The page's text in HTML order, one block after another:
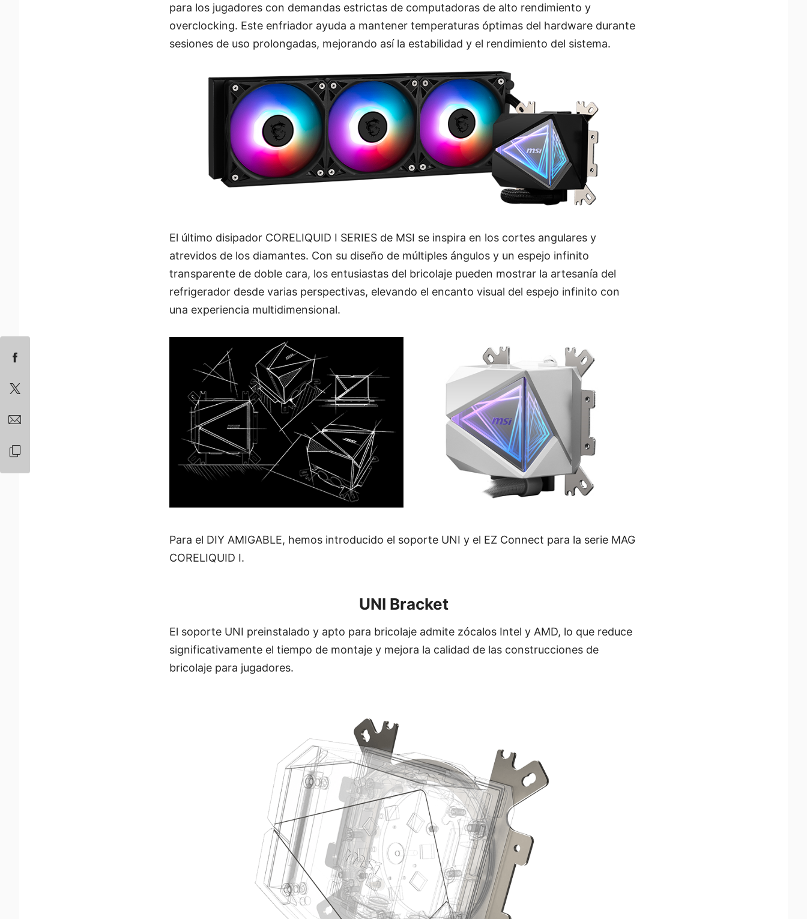
para los jugadores con demandas estrictas de computadoras de alto rendimiento y
overclocking. Este enfriador ayuda a mantener temperaturas óptimas del hardware durante
sesiones de uso prolongadas, mejorando así la estabilidad y el rendimiento del sistema.
El último disipador CORELIQUID I SERIES de MSI se inspira en los cortes angulares y
atrevidos de los diamantes. Con su diseño de múltiples ángulos y un espejo infinito
transparente de doble cara, los entusiastas del bricolaje pueden mostrar la artesanía del
refrigerador desde varias perspectivas, elevando el encanto visual del espejo infinito con
una experiencia multidimensional.
Para el DIY AMIGABLE, hemos introducido el soporte UNI y el EZ Connect para la serie MAG
CORELIQUID I.
UNI Bracket
El soporte UNI preinstalado y apto para bricolaje admite zócalos Intel y AMD, lo que reduce
significativamente el tiempo de montaje y mejora la calidad de las construcciones de
bricolaje para jugadores.